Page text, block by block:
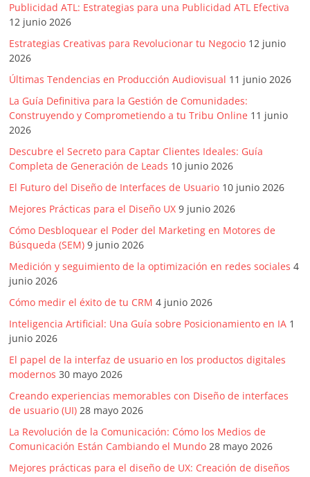
ATL,
BTL,
Periódicos
y
Producción
Gráfica
en
Colombia.
Publicidad ATL: Estrategias para una Publicidad ATL Efectiva
12 junio 2026
Estrategias Creativas para Revolucionar tu Negocio 12 junio
2026
Últimas Tendencias en Producción Audiovisual 11 junio 2026
La Guía Definitiva para la Gestión de Comunidades:
Construyendo y Comprometiendo a tu Tribu Online 11 junio
2026
Descubre el Secreto para Captar Clientes Ideales: Guía
Completa de Generación de Leads 10 junio 2026
El Futuro del Diseño de Interfaces de Usuario 10 junio 2026
Mejores Prácticas para el Diseño UX 9 junio 2026
Cómo Desbloquear el Poder del Marketing en Motores de
Búsqueda (SEM) 9 junio 2026
Medición y seguimiento de la optimización en redes sociales 4
junio 2026
Cómo medir el éxito de tu CRM 4 junio 2026
Inteligencia Artificial: Una Guía sobre Posicionamiento en IA 1
junio 2026
El papel de la interfaz de usuario en los productos digitales
modernos 30 mayo 2026
Creando experiencias memorables con Diseño de interfaces
de usuario (UI) 28 mayo 2026
La Revolución de la Comunicación: Cómo los Medios de
Comunicación Están Cambiando el Mundo 28 mayo 2026
Mejores prácticas para el diseño de UX: Creación de diseños